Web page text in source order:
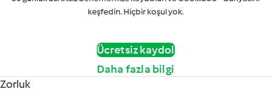
keşfedin. Hiçbir koşul yok.
Ücretsiz kaydol
Daha fazla bilgi
Zorluk